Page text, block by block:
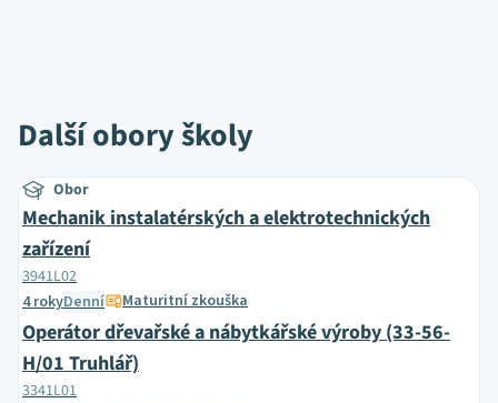
Další obory školy
Obor
Mechanik instalatérských a elektrotechnických
zařízení
3941L02
4 rokyDenní Maturitní zkouška
Operátor dřevařské a nábytkářské výroby (33-56-
H/01 Truhlář)
3341L01